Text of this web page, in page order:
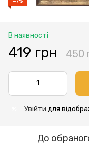
В наявності
419 грн 450
Увійти для
До